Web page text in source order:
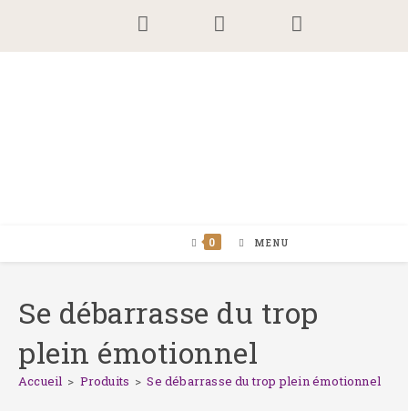
content
0 MENU
Se débarrasse du trop
plein émotionnel
Accueil > Produits > Se débarrasse du trop plein émotionnel